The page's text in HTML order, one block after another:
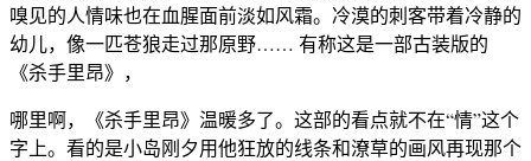
嗅见的人情味也在血腥面前淡如风霜。冷漠的刺客带着冷静的
幼儿，像一匹苍狼走过那原野…… 有称这是一部古装版的
《杀手里昂》，
哪里啊，《杀手里昂》温暖多了。这部的看点就不在“情”这个
字上。看的是小岛刚夕用他狂放的线条和潦草的画风再现那个